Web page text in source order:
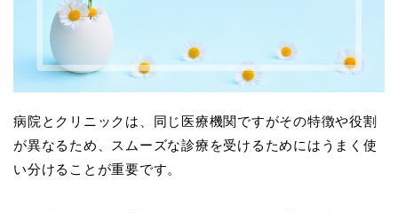
病院とクリニックは、同じ医療機関ですがその特徴や役割
が異なるため、スムーズな診療を受けるためにはうまく使
い分けることが重要です。